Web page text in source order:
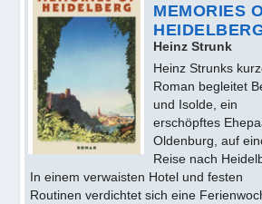
MEMORIES
Heinz Strunk
Heinz Strunks
Roman begleitet
und Isolde, ein
erschöpftes
Oldenburg, auf
Reise nach
In einem verwaisten Hotel und festen
Routinen verdichtet sich eine